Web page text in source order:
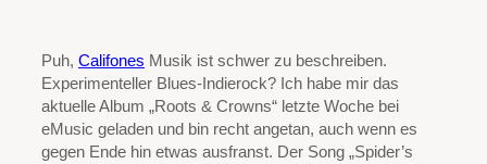
Puh, Califones Musik ist schwer zu beschreiben.
Experimenteller Blues-Indierock? Ich habe mir das
aktuelle Album „Roots & Crowns“ letzte Woche bei
eMusic geladen und bin recht angetan, auch wenn es
gegen Ende hin etwas ausfranst. Der Song „Spider’s